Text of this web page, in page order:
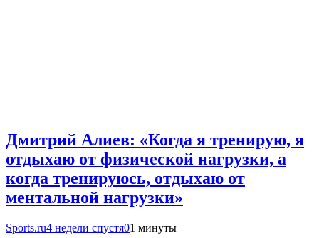
Дмитрий Алиев: «Когда я тренирую, я
отдыхаю от физической нагрузки, а
когда тренируюсь, отдыхаю от
ментальной нагрузки»
Sports.ru4 недели спустя01 минуты